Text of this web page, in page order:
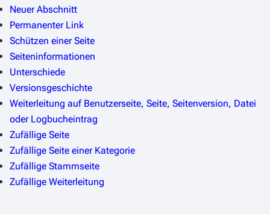
Neuer Abschnitt
Permanenter Link
Schützen einer Seite
Seiteninformationen
Unterschiede
Versionsgeschichte
Weiterleitung auf Benutzerseite, Seite, Seitenversion, Datei
oder Logbucheintrag
Zufällige Seite
Zufällige Seite einer Kategorie
Zufällige Stammseite
Zufällige Weiterleitung